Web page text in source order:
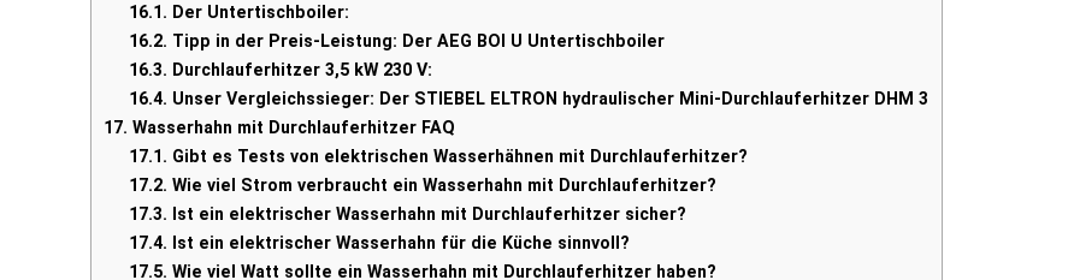
16.1. Der Untertischboiler:
16.2. Tipp in der Preis-Leistung: Der AEG BOI U Untertischboiler
16.3. Durchlauferhitzer 3,5 kW 230 V:
16.4. Unser Vergleichssieger: Der STIEBEL ELTRON hydraulischer Mini-Durchlauferhitzer DHM 3
17. Wasserhahn mit Durchlauferhitzer FAQ
17.1. Gibt es Tests von elektrischen Wasserhähnen mit Durchlauferhitzer?
17.2. Wie viel Strom verbraucht ein Wasserhahn mit Durchlauferhitzer?
17.3. Ist ein elektrischer Wasserhahn mit Durchlauferhitzer sicher?
17.4. Ist ein elektrischer Wasserhahn für die Küche sinnvoll?
17.5. Wie viel Watt sollte ein Wasserhahn mit Durchlauferhitzer haben?